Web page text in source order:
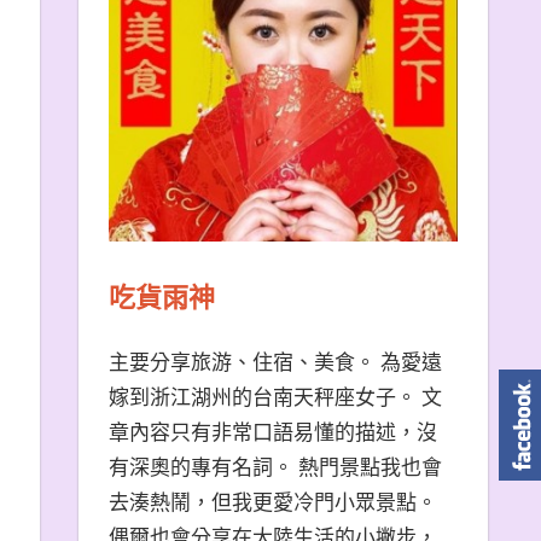
吃貨雨神
主要分享旅游、住宿、美食。 為愛遠
嫁到浙江湖州的台南天秤座女子。 文
章內容只有非常口語易懂的描述，沒
有深奧的專有名詞。 熱門景點我也會
去湊熱鬧，但我更愛冷門小眾景點。